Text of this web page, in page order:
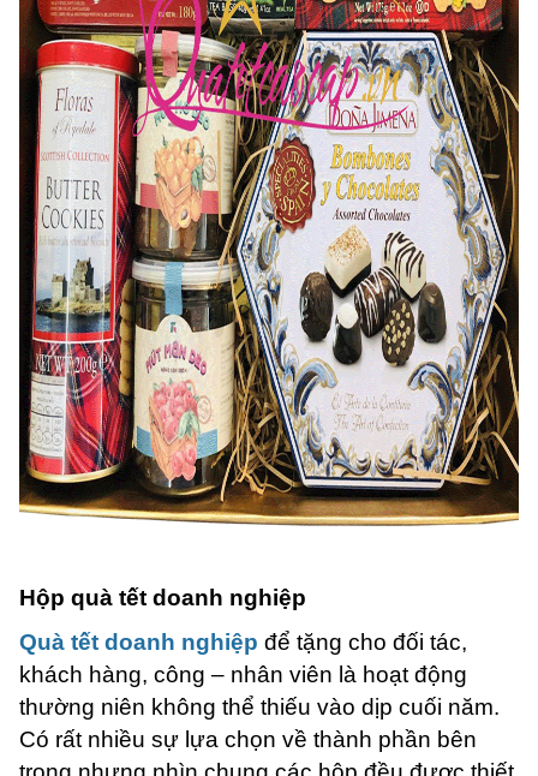
Hộp quà tết doanh nghiệp
Quà tết doanh nghiệp để tặng cho đối tác,
khách hàng, công – nhân viên là hoạt động
thường niên không thể thiếu vào dịp cuối năm.
Có rất nhiều sự lựa chọn về thành phần bên